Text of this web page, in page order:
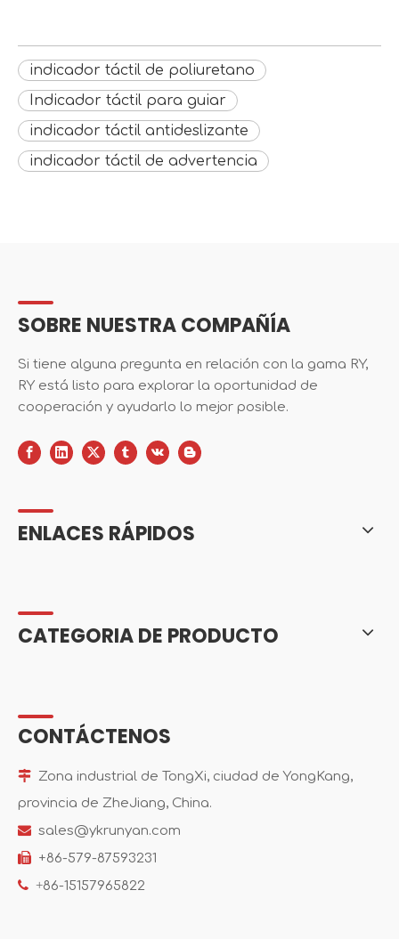
indicador táctil de poliuretano
Indicador táctil para guiar
indicador táctil antideslizante
indicador táctil de advertencia
SOBRE NUESTRA COMPAÑÍA
Si tiene alguna pregunta en relación con la gama RY,
RY está listo para explorar la oportunidad de
cooperación y ayudarlo lo mejor posible.
ENLACES RÁPIDOS
CATEGORIA DE PRODUCTO
CONTÁCTENOS
 Zona industrial de TongXi, ciudad de YongKang,
provincia de ZheJiang, China.
 sales@ykrunyan.com
 +86-579-87593231
 +86-15157965822